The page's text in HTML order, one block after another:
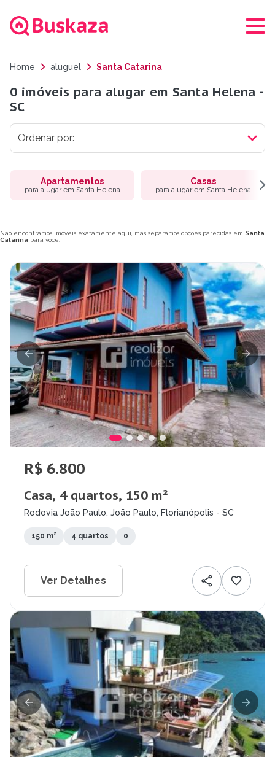
Home aluguel Santa Catarina
0 imóveis para alugar em Santa Helena -
SC
Apartamentos
para alugar em Santa Helena
Casas
para alugar em Santa Helena
Não encontramos imóveis exatamente aqui, mas separamos opções parecidas em Santa
Catarina para você.
R$ 6.800
Casa, 4 quartos, 150 m²
Rodovia João Paulo, João Paulo, Florianópolis - SC
150 m² 4 quartos 0
Ver Detalhes